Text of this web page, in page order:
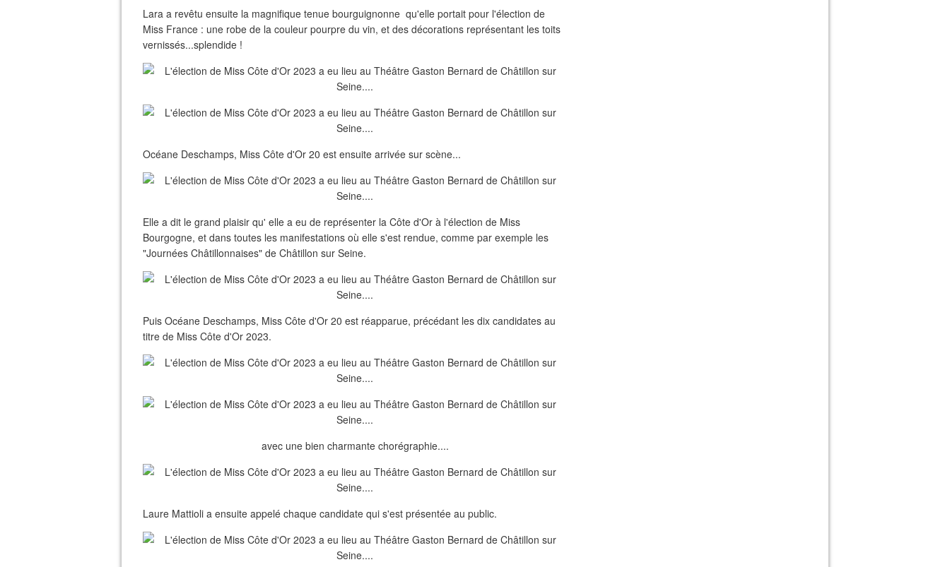
Lara a revêtu ensuite la magnifique tenue bourguignonne qu'elle portait pour l'élection de
Miss France : une robe de la couleur pourpre du vin, et des décorations représentant les toits
vernissés...splendide !
Océane Deschamps, Miss Côte d'Or 20 est ensuite arrivée sur scène...
Elle a dit le grand plaisir qu' elle a eu de représenter la Côte d'Or à l'élection de Miss
Bourgogne, et dans toutes les manifestations où elle s'est rendue, comme par exemple les
"Journées Châtillonnaises" de Châtillon sur Seine.
Puis Océane Deschamps, Miss Côte d'Or 20 est réapparue, précédant les dix candidates au
titre de Miss Côte d'Or 2023.
avec une bien charmante chorégraphie....
Laure Mattioli a ensuite appelé chaque candidate qui s'est présentée au public.